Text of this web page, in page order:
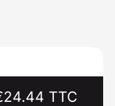
TTC